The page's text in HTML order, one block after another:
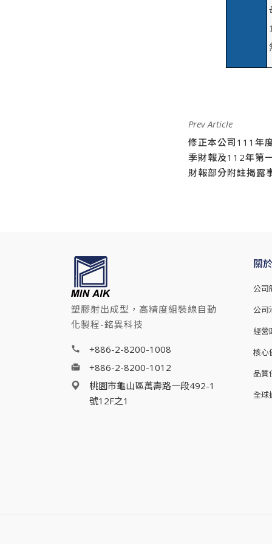
Prev Article
修正本公司111年
季財報及112年第
財報部分附註揭露
塑膠射出成型，高精度組裝線自動
化製程-銘異科技
+886-2-8200-1008
+886-2-8200-1012
桃園市龜山區萬壽路一段492-1
號12F之1
關
公司
公司
經營
核心
品質
全球